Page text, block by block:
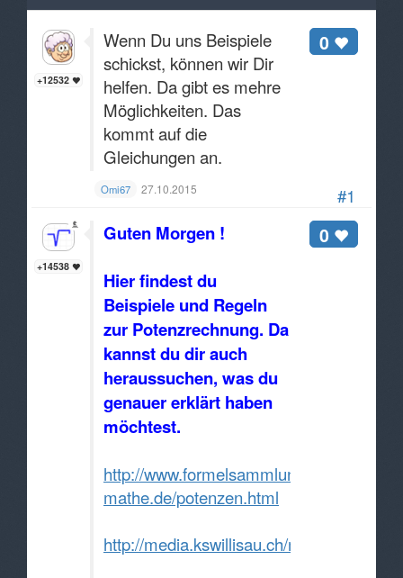
#1
+12532
0
Wenn Du uns Beispiele
schickst, können wir Dir
helfen. Da gibt es mehre
Möglichkeiten. Das
kommt auf die
Gleichungen an.
Omi67 27.10.2015
+14538
0
Guten Morgen !
Hier findest du
Beispiele und Regeln
zur Potenzrechnung. Da
kannst du dir auch
heraussuchen, was du
genauer erklärt haben
möchtest.
http://www.formelsammlung-
mathe.de/potenzen.html
http://media.kswillisau.ch/ma/repetition/